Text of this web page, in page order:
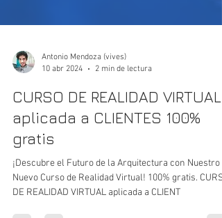
Antonio Mendoza (vives)
10 abr 2024
2 min de lectura
CURSO DE REALIDAD VIRTUAL
aplicada a CLIENTES 100%
gratis
¡Descubre el Futuro de la Arquitectura con Nuestro
Nuevo Curso de Realidad Virtual! 100% gratis.